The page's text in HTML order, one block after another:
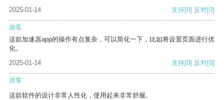
2025-01-14
支持[0] 反对[0]
游客
这款加速器app的操作有点复杂，可以简化一下，比如将设置页面进行优
化。
2025-01-14
支持[0] 反对[0]
游客
这款软件的设计非常人性化，使用起来非常舒服。